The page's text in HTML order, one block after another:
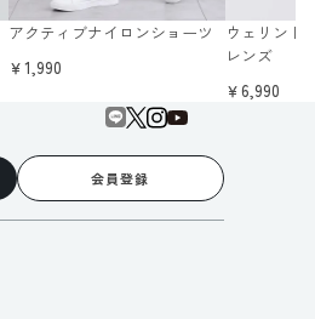
アクティブナイロンショーツ
￥1,990
ウェリント
レンズ
￥6,990
会員登録